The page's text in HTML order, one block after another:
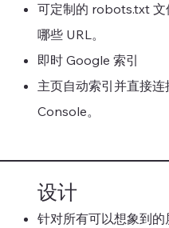
可定制的 robots.txt 文
哪些 URL。
即时 Google 索引
主页自动索引并直接
Console。
设计
针对所有可以想象到的